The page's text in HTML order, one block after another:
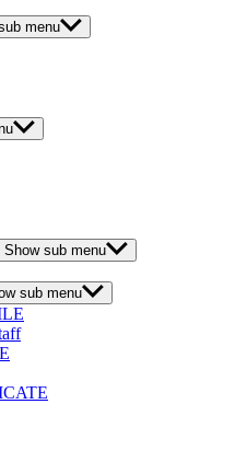
menu
Show sub menu
sub menu